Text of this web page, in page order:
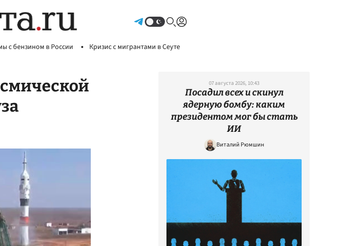
с бензином в России Кризис с мигрантами в Сеуте
07 августа 2026, 10:43
Посадил всех и скинул
ядерную бомбу: каким
президентом мог бы стать
ИИ
Виталий Рюмшин